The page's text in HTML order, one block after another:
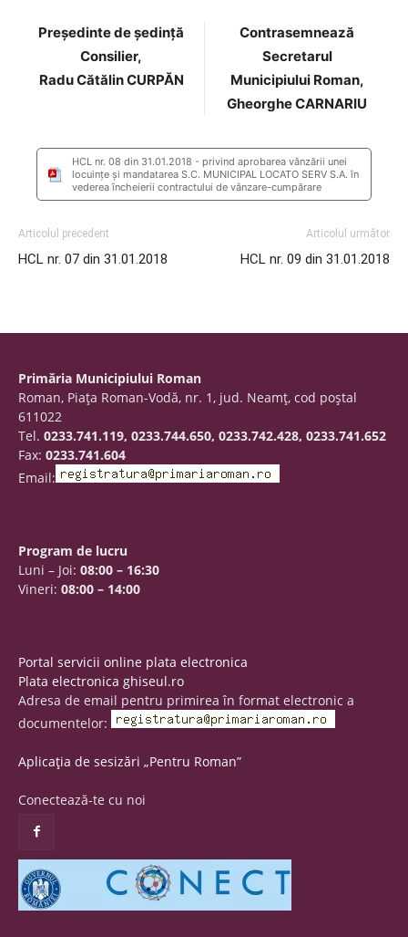
Preşedinte de şedinţă
Consilier,
Radu Cătălin CURPĂN
Contrasemnează
Secretarul
Municipiului Roman,
Gheorghe CARNARIU
HCL nr. 08 din 31.01.2018 - privind aprobarea vânzării unei
locuințe și mandatarea S.C. MUNICIPAL LOCATO SERV S.A. în
vederea încheierii contractului de vânzare-cumpărare
Articolul precedent
HCL nr. 07 din 31.01.2018
Articolul următor
HCL nr. 09 din 31.01.2018
Primăria Municipiului Roman
Roman, Piaţa Roman-Vodă, nr. 1, jud. Neamţ, cod poştal
611022
Tel. 0233.741.119, 0233.744.650, 0233.742.428, 0233.741.652
Fax: 0233.741.604
Email:
Program de lucru
Luni – Joi: 08:00 – 16:30
Vineri: 08:00 – 14:00
Portal servicii online plata electronica
Plata electronica ghiseul.ro
Adresa de email pentru primirea în format electronic a
documentelor:
Aplicația de sesizări „Pentru Roman”
Conectează-te cu noi